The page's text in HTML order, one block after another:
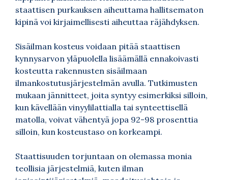
staattisen purkauksen aiheuttama hallitsematon
kipinä voi kirjaimellisesti aiheuttaa räjähdyksen.
Sisäilman kosteus voidaan pitää staattisen
kynnysarvon yläpuolella lisäämällä ennakoivasti
kosteutta rakennusten sisäilmaan
ilmankostutusjärjestelmän avulla. Tutkimusten
mukaan jännitteet, joita syntyy esimerkiksi silloin,
kun kävellään vinyylilattialla tai synteettisellä
matolla, voivat vähentyä jopa 92-98 prosenttia
silloin, kun kosteustaso on korkeampi.
Staattisuuden torjuntaan on olemassa monia
teollisia järjestelmiä, kuten ilman